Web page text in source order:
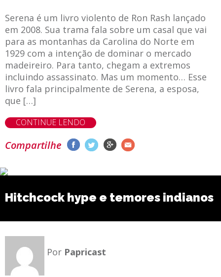
Serena é um livro violento de Ron Rash lançado
em 2008. Sua trama fala sobre um casal que vai
para as montanhas da Carolina do Norte em
1929 com a intenção de dominar o mercado
madeireiro. Para tanto, chegam a extremos
incluindo assassinato. Mas um momento… Esse
livro fala principalmente de Serena, a esposa,
que […]
CONTINUE LENDO
Compartilhe
Hitchcock hype e temores indianos
Por Papricast